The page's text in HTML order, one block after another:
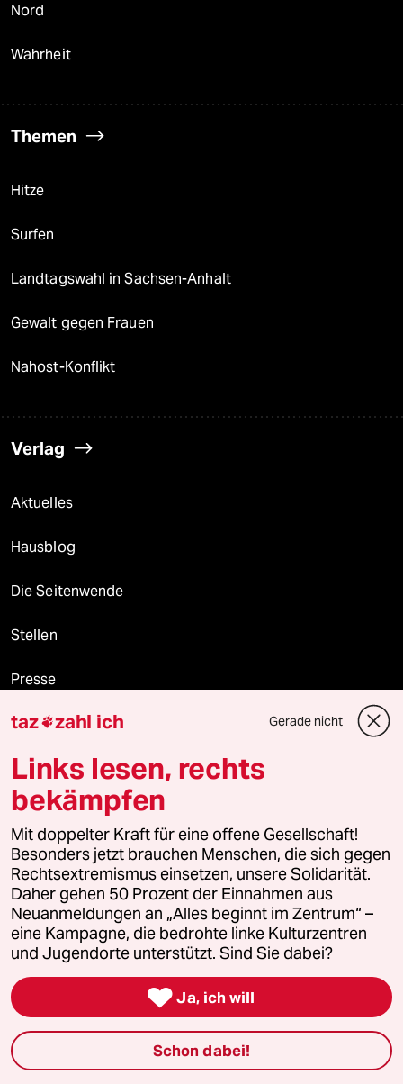
Nord
Wahrheit
Themen
Hitze
Surfen
Landtagswahl in Sachsen-Anhalt
Gewalt gegen Frauen
Nahost-Konflikt
Verlag
Aktuelles
Hausblog
Die Seitenwende
Stellen
Presse
Unterstützen
abo
genossenschaft
taz zahl ich
recherchefonds ausland
panterstiftung
panterpreis 2026
taz zahl ich Gerade nicht
Links lesen, rechts
bekämpfen
Mit doppelter Kraft für eine offene Gesellschaft!
Besonders jetzt brauchen Menschen, die sich gegen
Rechtsextremismus einsetzen, unsere Solidarität.
Daher gehen 50 Prozent der Einnahmen aus
Neuanmeldungen an „Alles beginnt im Zentrum“ –
eine Kampagne, die bedrohte linke Kulturzentren
und Jugendorte unterstützt. Sind Sie dabei?
 Ja, ich will
Schon dabei!